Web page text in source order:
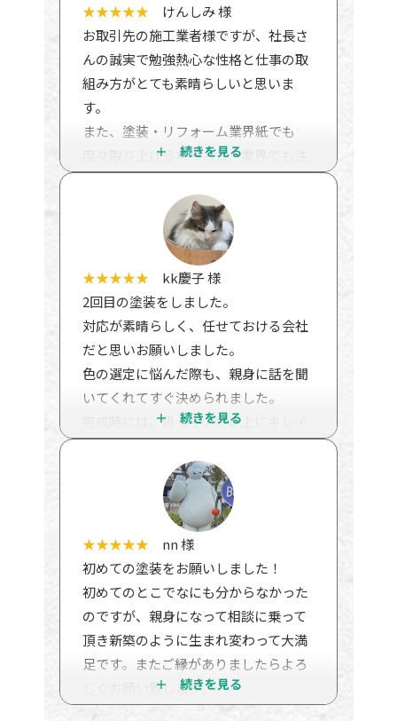
い。
一時間弱、基礎、外装、屋根、バルコ
ニー、雨漏り等くまなく調べていただ
きました。評価は問題なし。
とても細かいところまできれいに仕事
をしていると褒めていただきました。
土台の水切りのところや、バルコニー
の細かいところなど、一般人では気づ
かないところをとても褒めていまし
た。何とか粗を探そうとしたけど、無
理だったと言われました。
これは菅野さんに報告しなければと思
いました。
三年たっても外壁はきれいです。とて
も気に入ってます。
丁寧できれいな仕事をしていただき本
当にありがとうございました。
★★★★★ けんしみ 様
お取引先の施工業者様ですが、社長さ
んの誠実で勉強熱心な性格と仕事の取
組み方がとても素晴らしいと思いま
す。
また、塗装・リフォーム業界紙でも
度々取り上げられており、業界でも注
目の施工業者様です。
現場やショールームでもスタッフさん
たちがしっかり挨拶をしてくれます。
社風なんだと思います。素晴らしい会
社です。
私が仕事を依頼するなら、やはり丁寧
で誠実な良い会社に依頼したいと思い
ます。おススメの施工業者様です。
★★★★★ kk慶子 様
2回目の塗装をしました。
対応が素晴らしく、任せておける会社
だと思いお願いしました。
色の選定に悩んだ際も、親身に話を聞
いてくれてすぐ決められました。
完成時には、思っていた以上にキレイ
に仕上がっていて、家族一同大満足で
また何か困った際には、すぐ相談でき
る会社だなと感じました！
★★★★★ nn 様
初めての塗装をお願いしました！
初めてのとこでなにも分からなかった
のですが、親身になって相談に乗って
頂き新築のように生まれ変わって大満
足です。またご縁がありましたらよろ
しくお願い致します。